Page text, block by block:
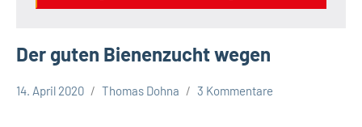
Der guten Bienenzucht wegen
14. April 2020 Thomas Dohna 3 Kommentare